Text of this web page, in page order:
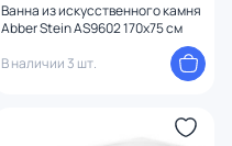
Ванна из искусственного камня
Abber Stein AS9602 170х75 см
В наличии 3 шт.